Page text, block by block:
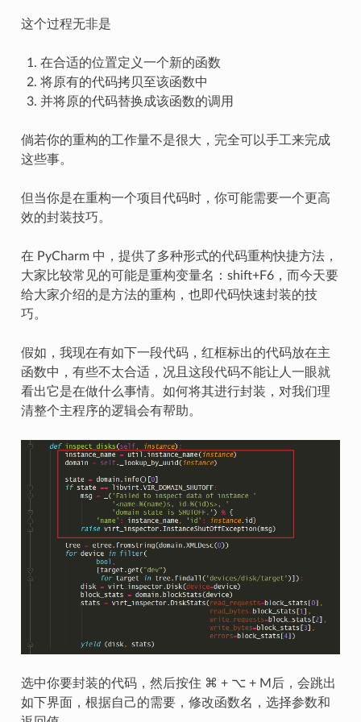
这个过程无非是
在合适的位置定义一个新的函数
将原有的代码拷贝至该函数中
并将原的代码替换成该函数的调用
倘若你的重构的工作量不是很大，完全可以手工来完成
这些事。
但当你是在重构一个项目代码时，你可能需要一个更高
效的封装技巧。
在 PyCharm 中，提供了多种形式的代码重构快捷方法，
大家比较常见的可能是重构变量名：shift+F6，而今天要
给大家介绍的是方法的重构，也即代码快速封装的技
巧。
假如，我现在有如下一段代码，红框标出的代码放在主
函数中，有些不太合适，况且这段代码不能让人一眼就
看出它是在做什么事情。如何将其进行封装，对我们理
清整个主程序的逻辑会有帮助。
选中你要封装的代码，然后按住 ⌘ + ⌥ + M后，会跳出
如下界面，根据自己的需要，修改函数名，选择参数和